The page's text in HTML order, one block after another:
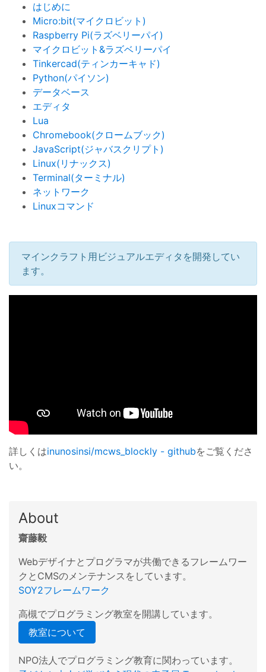
はじめに
Micro:bit(マイクロビット)
Raspberry Pi(ラズベリーパイ)
マイクロビット&ラズベリーパイ
Tinkercad(ティンカーキャド)
Python(パイソン)
データベース
エディタ
Lua
Chromebook(クロームブック)
JavaScript(ジャバスクリプト)
Linux(リナックス)
Terminal(ターミナル)
ネットワーク
Linuxコマンド
マインクラフト用ビジュアルエディタを開発してい
ます。
詳しくはinunosinsi/mcws_blockly - githubをご覧くださ
い。
About
齋藤毅
Webデザイナとプログラマが共働できるフレームワー
クとCMSのメンテナンスをしています。
SOY2フレームワーク
高槻でプログラミング教室を開講しています。
教室について
NPO法人でプログラミング教育に関わっています。